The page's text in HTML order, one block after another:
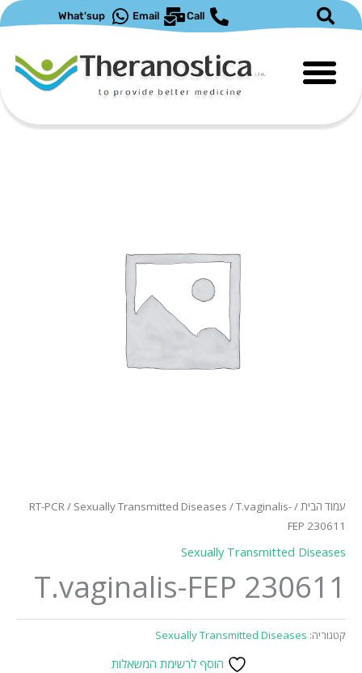
Call
Email
What'sup
עמוד הבית/
RT-PCR/ Sexually Transmitted Diseases / T.vaginalis-
FEP 230611
Sexually Transmitted Diseases
T.vaginalis-FEP 230611
קטגוריה: Sexually Transmitted Diseases
הוסף לרשימת המשאלות